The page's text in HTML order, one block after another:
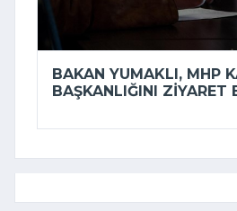
BAKAN YUMAKLI, MHP
BAŞKANLIĞINI ZIYARET